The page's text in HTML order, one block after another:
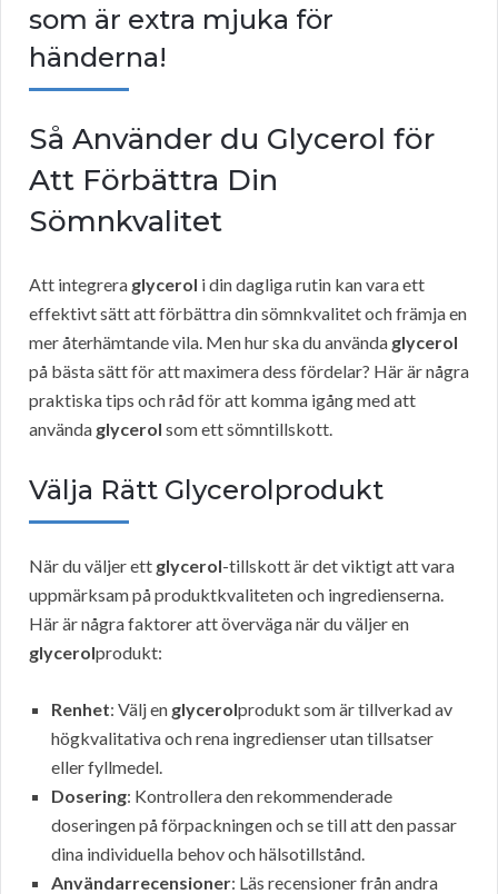
som är extra mjuka för
händerna!
Så Använder du Glycerol för
Att Förbättra Din
Sömnkvalitet
Att integrera glycerol i din dagliga rutin kan vara ett
effektivt sätt att förbättra din sömnkvalitet och främja en
mer återhämtande vila. Men hur ska du använda glycerol
på bästa sätt för att maximera dess fördelar? Här är några
praktiska tips och råd för att komma igång med att
använda glycerol som ett sömntillskott.
Välja Rätt Glycerolprodukt
När du väljer ett glycerol-tillskott är det viktigt att vara
uppmärksam på produktkvaliteten och ingredienserna.
Här är några faktorer att överväga när du väljer en
glycerolprodukt:
Renhet: Välj en glycerolprodukt som är tillverkad av
högkvalitativa och rena ingredienser utan tillsatser
eller fyllmedel.
Dosering: Kontrollera den rekommenderade
doseringen på förpackningen och se till att den passar
dina individuella behov och hälsotillstånd.
Användarrecensioner: Läs recensioner från andra